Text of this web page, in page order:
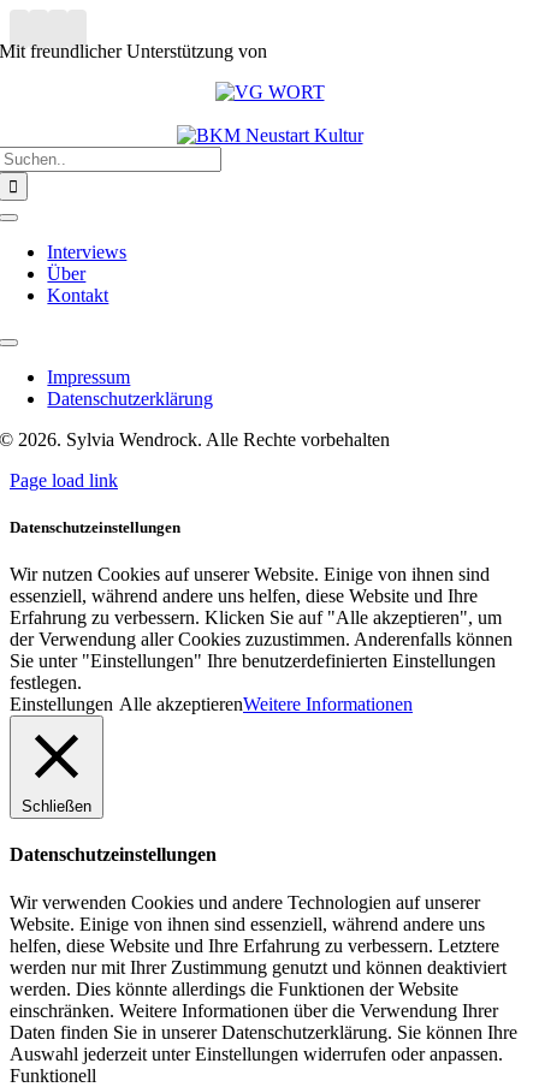
Mit freundlicher Unterstützung von
Toggle
NavigationInterviews
Über
Kontakt
Toggle
NavigationImpressum
Datenschutzerklärung
© 2026. Sylvia Wendrock. Alle Rechte vorbehalten
Page load link
Datenschutzeinstellungen
Wir nutzen Cookies auf unserer Website. Einige von ihnen sind
essenziell, während andere uns helfen, diese Website und Ihre
Erfahrung zu verbessern. Klicken Sie auf "Alle akzeptieren", um
der Verwendung aller Cookies zuzustimmen. Anderenfalls können
Sie unter "Einstellungen" Ihre benutzerdefinierten Einstellungen
festlegen.
Einstellungen Alle akzeptierenWeitere Informationen
Schließen
Datenschutzeinstellungen
Wir verwenden Cookies und andere Technologien auf unserer
Website. Einige von ihnen sind essenziell, während andere uns
helfen, diese Website und Ihre Erfahrung zu verbessern. Letztere
werden nur mit Ihrer Zustimmung genutzt und können deaktiviert
werden. Dies könnte allerdings die Funktionen der Website
einschränken. Weitere Informationen über die Verwendung Ihrer
Daten finden Sie in unserer Datenschutzerklärung. Sie können Ihre
Auswahl jederzeit unter Einstellungen widerrufen oder anpassen.
Funktionell